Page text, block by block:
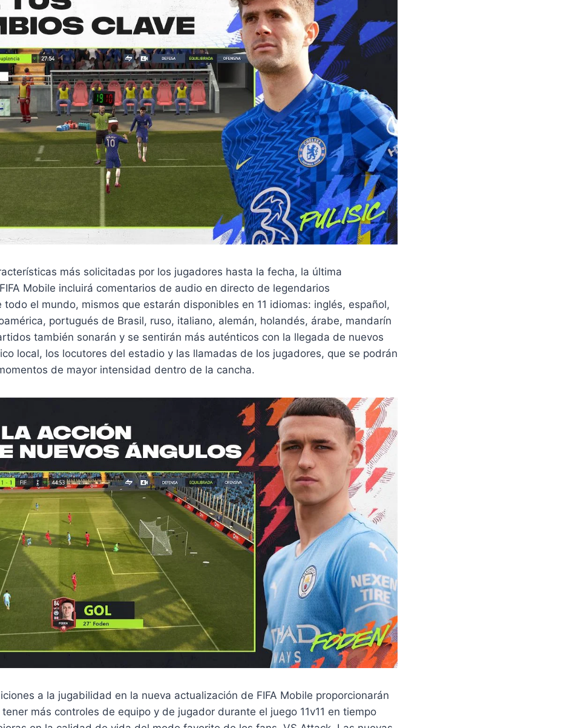
más solicitadas por los jugadores hasta la fecha, la última
Mobile incluirá comentarios de audio en directo de legendarios
todo el mundo, mismos que estarán disponibles en 11 idiomas: inglés, español,
portugués de Brasil, ruso, italiano, alemán, holandés, árabe, mandarín
también sonarán y se sentirán más auténticos con la llegada de nuevos
local, los locutores del estadio y las llamadas de los jugadores, que se podrán
de mayor intensidad dentro de la cancha.
a la jugabilidad en la nueva actualización de FIFA Mobile proporcionarán
más controles de equipo y de jugador durante el juego 11v11 en tiempo